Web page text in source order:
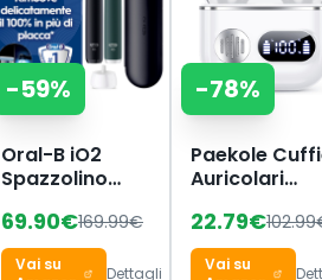
-59%
Oral-B iO2
Spazzolino
Confezione da
2 |Nero e Verde
| 2 Testine di
69.90€169.99€
Vai su
Dettagli
-78%
Paekole
Auricolari
Wireless
In Ear con 6
ENC
22.79€102.99
Vai su